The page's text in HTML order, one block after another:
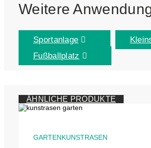
Weitere
Sportanlage
Fußballplatz
ÄHNLICHE PRODUKTE
GARTENKUNSTRASEN